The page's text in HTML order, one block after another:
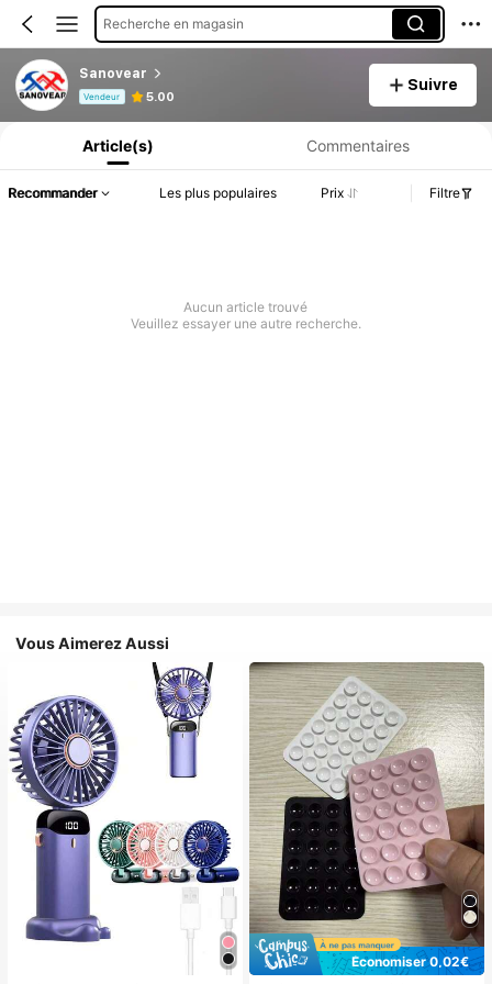
Recherche en magasin
Sanovear
Vendeur 5.00
Suivre
Informations produit : Divulgation des prix, détails sur les ventes et le stock.
Article(s) Commentaires
Recommander Les plus populaires Prix Filtre
Aucun article trouvé
Veuillez essayer une autre recherche.
Vous Aimerez Aussi
Économiser 0,02€